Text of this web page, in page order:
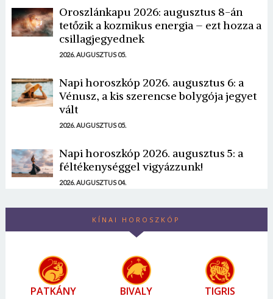
Oroszlánkapu 2026: augusztus 8-án
tetőzik a kozmikus energia – ezt hozza a
csillagjegyednek
2026. AUGUSZTUS 05.
Napi horoszkóp 2026. augusztus 6: a
Vénusz, a kis szerencse bolygója jegyet
vált
2026. AUGUSZTUS 05.
Napi horoszkóp 2026. augusztus 5: a
féltékenységgel vigyázzunk!
2026. AUGUSZTUS 04.
KÍNAI HOROSZKÓP
PATKÁNY BIVALY TIGRIS